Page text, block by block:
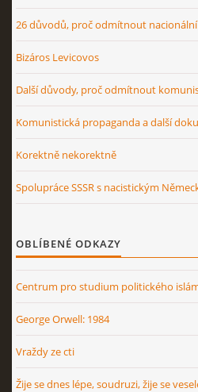
26 důvodů, proč odmítnout
Bizáros Levicovos
Další důvody, proč odmítnout
Komunistická propaganda a další
Korektně nekorektně
Spolupráce SSSR s nacistickým
OBLÍBENÉ ODKAZY
Centrum pro studium politického
George Orwell: 1984
Vraždy ze cti
Žije se dnes lépe, soudruzi, žije se